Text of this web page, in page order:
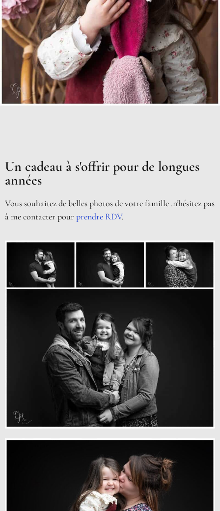
Un cadeau à s'offrir pour de longues
années
Vous souhaitez de belles photos de votre famille .n’hésitez pas
à me contacter pour prendre RDV.